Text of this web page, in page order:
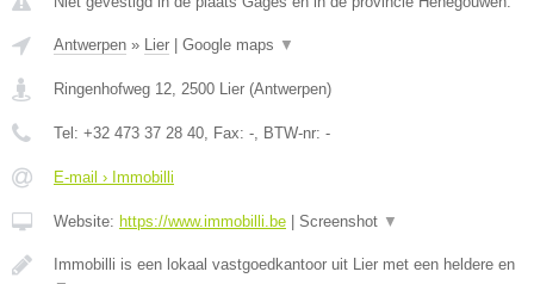
Antwerpen » Lier Google maps ▼
Ringenhofweg 12, 2500 Lier (Antwerpen)
Tel: +32 473 37 28 40, Fax: -, BTW-nr: -
E-mail › Immobilli
Website: https://www.immobilli.be Screenshot ▼
Immobilli is een lokaal vastgoedkantoor uit Lier met een heldere en